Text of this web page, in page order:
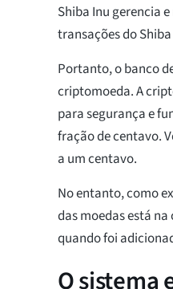
Shiba Inu gerencia
transações do
Portanto, o banco
criptomoeda. A
para segurança e
fração de centavo.
a um centavo.
No entanto, como
das moedas está
quando foi
O sistema